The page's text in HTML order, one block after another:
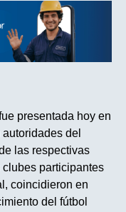
presentada hoy en
del
las respectivas
clubes participantes
coincidieron en
del fútbol